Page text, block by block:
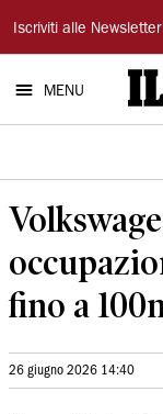
Il
Tirreno
Iscriviti alle Newsletter
MENU
fino a
26 giugno 2026 14:40